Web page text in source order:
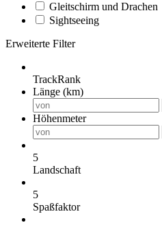
Gleitschirm und Drachen
Sightseeing
Erweiterte Filter
TrackRank
Länge (km)
Höhenmeter
5
Landschaft
5
Spaßfaktor